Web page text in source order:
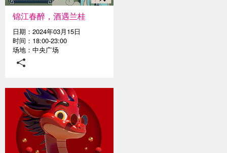
锦江春醉，酒遇兰桂
日期：2024年03月15日
时间：18:00-23:00
场地：中央广场